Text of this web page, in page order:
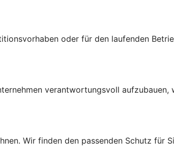
oder für den laufenden
verantwortungsvoll
Wir finden den passenden Schutz für